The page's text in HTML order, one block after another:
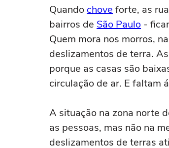
Quando chove forte, as
bairros de São Paulo -
Quem mora nos morros,
deslizamentos de terra.
porque as casas são
circulação de ar. E faltam
A situação na zona norte
as pessoas, mas não na
deslizamentos de terras